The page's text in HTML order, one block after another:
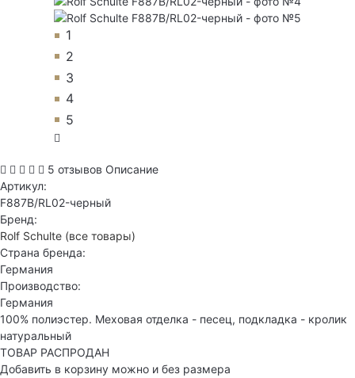
1
2
3
4
5
5 отзывов Описание
Артикул:
F887B/RL02-черный
Бренд:
Rolf Schulte (все товары)
Страна бренда:
Германия
Производство:
Германия
100% полиэстер. Меховая отделка - песец, подкладка - кролик
натуральный
ТОВАР РАСПРОДАН
Добавить в корзину можно и без размера